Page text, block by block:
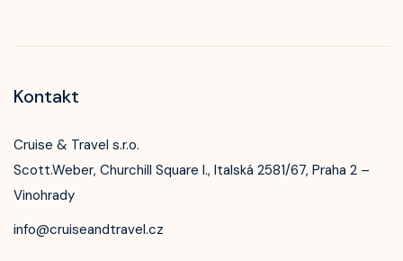
Kontakt
Cruise & Travel s.r.o.
Scott.Weber, Churchill Square I., Italská 2581/67, Praha 2 –
Vinohrady
info@cruiseandtravel.cz